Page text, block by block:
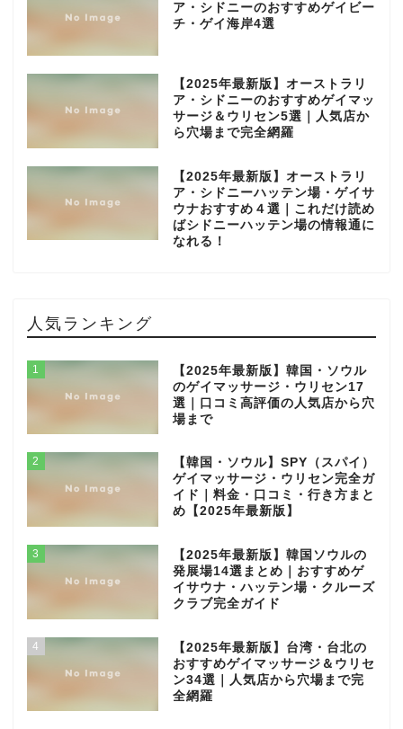
ア・シドニーのおすすめゲイビー
チ・ゲイ海岸4選
【2025年最新版】オーストラリ
ア・シドニーのおすすめゲイマッ
サージ＆ウリセン5選｜人気店か
ら穴場まで完全網羅
【2025年最新版】オーストラリ
ア・シドニーハッテン場・ゲイサ
ウナおすすめ４選｜これだけ読め
ばシドニーハッテン場の情報通に
なれる！
人気ランキング
1
【2025年最新版】韓国・ソウル
のゲイマッサージ・ウリセン17
選｜口コミ高評価の人気店から穴
場まで
2
【韓国・ソウル】SPY（スパイ）
ゲイマッサージ・ウリセン完全ガ
イド｜料金・口コミ・行き方まと
め【2025年最新版】
3
【2025年最新版】韓国ソウルの
発展場14選まとめ｜おすすめゲ
イサウナ・ハッテン場・クルーズ
クラブ完全ガイド
4
【2025年最新版】台湾・台北の
おすすめゲイマッサージ＆ウリセ
ン34選｜人気店から穴場まで完
全網羅